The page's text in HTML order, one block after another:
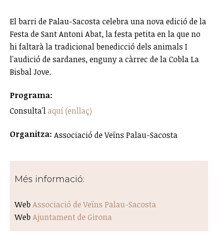
El barri de Palau-Sacosta celebra una nova edició de la
Festa de Sant Antoni Abat, la festa petita en la que no
hi faltarà la tradicional benedicció dels animals I
l'audició de sardanes, enguny a càrrec de la Cobla La
Bisbal Jove.
Programa:
Consulta'laquí (enllaç)
Organitza: Associació de Veïns Palau-Sacosta
Més informació:
Web Associació de Veïns Palau-Sacosta
Web Ajuntament de Girona